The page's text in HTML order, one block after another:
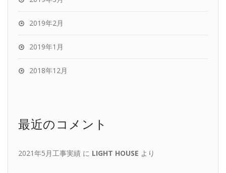
2019年2月
2019年1月
2018年12月
最近のコメント
2021年5月工事実績 に LIGHT HOUSE より